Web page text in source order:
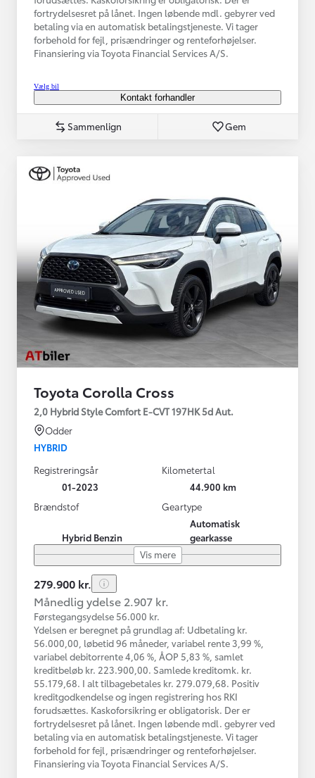
fortrydelsesret på lånet. Ingen løbende mdl. gebyrer ved
betaling via en automatisk betalingstjeneste. Vi tager
forbehold for fejl, prisændringer og renteforhøjelser.
Finansiering via Toyota Financial Services A/S.
Vælg bil
Kontakt forhandler
Sammenlign Gem
Toyota Corolla Cross
2,0 Hybrid Style Comfort E-CVT 197HK 5d Aut.
Odder
HYBRID
Registreringsår
01-2023
Kilometertal
44.900 km
Brændstof
Hybrid Benzin
Geartype
Automatisk
gearkasse
Vis mere
279.900 kr.
Månedlig ydelse 2.907 kr.
Førstegangsydelse 56.000 kr.
Ydelsen er beregnet på grundlag af: Udbetaling kr.
56.000,00, løbetid 96 måneder, variabel rente 3,99 %,
variabel debitorrente 4,06 %, ÅOP 5,83 %, samlet
kreditbeløb kr. 223.900,00. Samlede kreditomk. kr.
55.179,68. I alt tilbagebetales kr. 279.079,68. Positiv
kreditgodkendelse og ingen registrering hos RKI
forudsættes. Kaskoforsikring er obligatorisk. Der er
fortrydelsesret på lånet. Ingen løbende mdl. gebyrer ved
betaling via en automatisk betalingstjeneste. Vi tager
forbehold for fejl, prisændringer og renteforhøjelser.
Finansiering via Toyota Financial Services A/S.